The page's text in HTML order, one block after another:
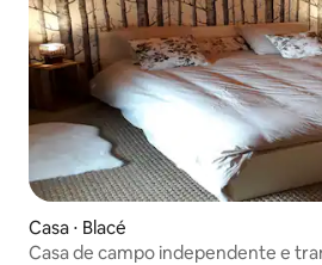
Casa ⋅ Blacé
Casa de campo independente e